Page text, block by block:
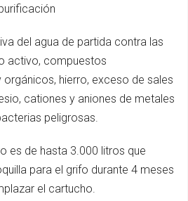
del agua de partida contra las
activo, compuestos
hierro, exceso de sales
cationes y aniones de metales
peligrosas.
es de hasta 3.000 litros que
para el grifo durante 4 meses
el cartucho.